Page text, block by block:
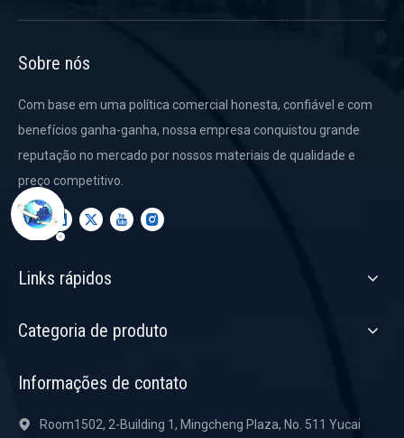
Sobre nós
Com base em uma política comercial honesta, confiável e com
benefícios ganha-ganha, nossa empresa conquistou grande
reputação no mercado por nossos materiais de qualidade e
preço competitivo.
Links rápidos
Categoria de produto
Informações de contato
 Room1502, 2-Building 1, Mingcheng Plaza, No. 511 Yucai